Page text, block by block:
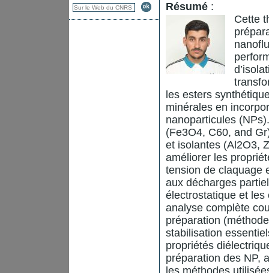
Résumé :
Cette
les esters
minérales en
nanoparticules
(Fe3O4, C60, and
et isolantes (Al2O3,
améliorer les
tension de claquage
aux décharges
électrostatique et
analyse complète
préparation
stabilisation
propriétés
préparation des NP,
les méthodes